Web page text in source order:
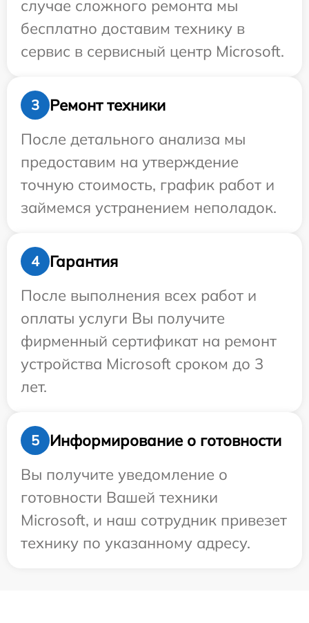
случае сложного ремонта мы
бесплатно доставим технику в
сервис в сервисный центр Microsoft.
3
Ремонт техники
После детального анализа мы
предоставим на утверждение
точную стоимость, график работ и
займемся устранением неполадок.
4
Гарантия
После выполнения всех работ и
оплаты услуги Вы получите
фирменный сертификат на ремонт
устройства Microsoft сроком до 3
лет.
5
Информирование о готовности
Вы получите уведомление о
готовности Вашей техники
Microsoft, и наш сотрудник привезет
технику по указанному адресу.